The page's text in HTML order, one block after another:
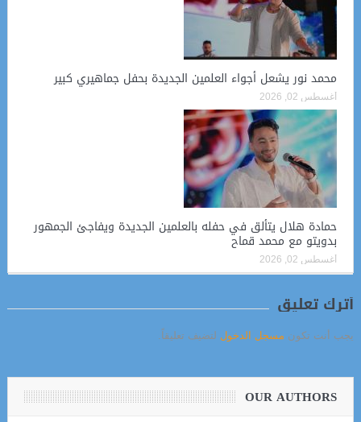
محمد نور يشعل أجواء العلمين الجديدة بحفل جماهيري كبير
أغسطس 02, 2026
حمادة هلال يتألق في حفله بالعلمين الجديدة ويفاجئ الجمهور
بدويتو مع محمد قماح
أغسطس 02, 2026
أترك تعليق
يجب أنت تكون مسجل الدخول لتضيف تعليقاً.
OUR AUTHORS